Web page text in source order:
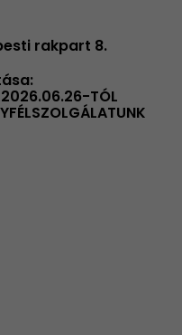
rakpart 8.
TÓL